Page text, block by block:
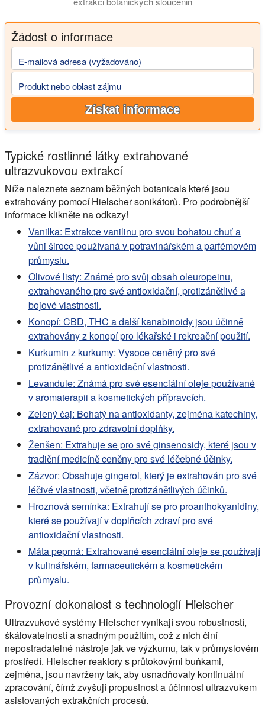
Žádost o informace
E-mailová adresa (vyžadováno)
Produkt nebo oblast zájmu
Získat informace
Typické rostlinné látky extrahované
ultrazvukovou extrakcí
Níže naleznete seznam běžných botanicals které jsou
extrahovány pomocí Hielscher sonikátorů. Pro podrobnější
informace klikněte na odkazy!
Vanilka: Extrakce vanilinu pro svou bohatou chuť a
vůni široce používaná v potravinářském a parfémovém
průmyslu.
Olivové listy: Známé pro svůj obsah oleuropeinu,
extrahovaného pro své antioxidační, protizánětlivé a
bojové vlastnosti.
Konopí: CBD, THC a další kanabinoidy jsou účinně
extrahovány z konopí pro lékařské i rekreační použití.
Kurkumin z kurkumy: Vysoce ceněný pro své
protizánětlivé a antioxidační vlastnosti.
Levandule: Známá pro své esenciální oleje používané
v aromaterapii a kosmetických přípravcích.
Zelený čaj: Bohatý na antioxidanty, zejména katechiny,
extrahované pro zdravotní doplňky.
Ženšen: Extrahuje se pro své ginsenosidy, které jsou v
tradiční medicíně ceněny pro své léčebné účinky.
Zázvor: Obsahuje gingerol, který je extrahován pro své
léčivé vlastnosti, včetně protizánětlivých účinků.
Hroznová semínka: Extrahují se pro proanthokyanidiny,
které se používají v doplňcích zdraví pro své
antioxidační vlastnosti.
Máta peprná: Extrahované esenciální oleje se používají
v kulinářském, farmaceutickém a kosmetickém
průmyslu.
Provozní dokonalost s technologií Hielscher
Ultrazvukové systémy Hielscher vynikají svou robustností,
škálovatelností a snadným použitím, což z nich činí
nepostradatelné nástroje jak ve výzkumu, tak v průmyslovém
prostředí. Hielscher reaktory s průtokovými buňkami,
zejména, jsou navrženy tak, aby usnadňovaly kontinuální
zpracování, čímž zvyšují propustnost a účinnost ultrazvukem
asistovaných extrakčních procesů.